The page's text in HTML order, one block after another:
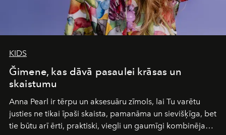
KIDS
Ğimene, kas dāvā pasaulei krāsas un
skaistumu
Anna Pearl ir tērpu un aksesuāru zīmols, lai Tu varētu
justies ne tikai īpaši skaista, pamanāma un sievišķīga, bet
tie būtu arī ērti, praktiski, viegli un gaumīgi kombinējami